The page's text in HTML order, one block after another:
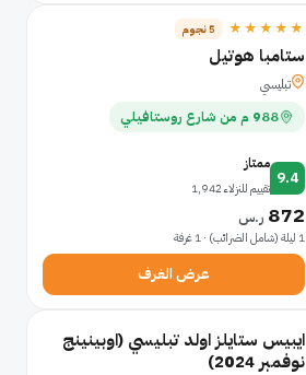
★★★★★ 5 نجوم
ستامبا هوتيل
تبليسي
988 م من شارع روستافيلي
9.4
ممتاز
تقييم للنزلاء 1,942
872 ر.س
1 ليلة (شامل الضرائب) · 1 غرفة
عرض الغرف
ايبيس ستايلز اولد تبليسي (اوبينينج
نوفمبر 2024)